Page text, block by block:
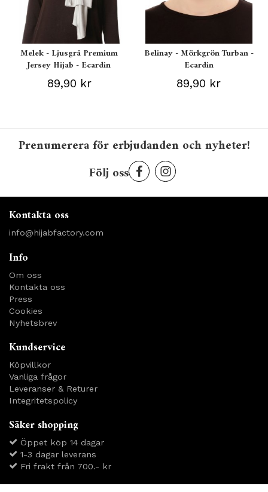
Melek - Ljusgrå Premium
Jersey Hijab - Ecardin
89,90 kr
Belinay - Mörkgrön Turban -
Ecardin
89,90 kr
Prenumerera för erbjudanden och nyheter!
Följ oss
Kontakta oss
info@hijabfactory.com
Info
Om oss
Kontakta oss
Press
Cookies
Nyhetsbrev
Kundservice
Köpvillkor
Vanliga frågor
Leveranser & Returer
Integritetspolicy
Säker shopping
Öppet köp 14 dagar
1-3 dagar leverans
Fri frakt från 700.- kr